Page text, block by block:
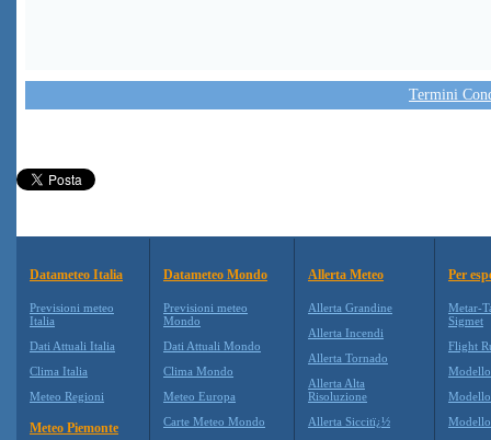
Termini
Datameteo Italia
Previsioni meteo
Italia
Dati Attuali Italia
Clima Italia
Meteo Regioni
Meteo Piemonte
Datameteo Mondo
Previsioni meteo
Mondo
Dati Attuali Mondo
Clima Mondo
Meteo Europa
Carte Meteo Mondo
Allerta Meteo
Allerta Grandine
Allerta Incendi
Allerta Tornado
Allerta Alta
Risoluzione
Allerta Siccitï¿½
Per
Metar-
Sigmet
Flight
Modello